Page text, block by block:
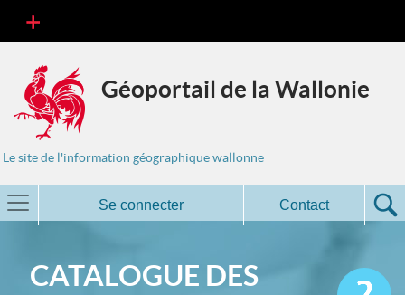
Géoportail de la Wallonie
Le site de l'information géographique wallonne
Se connecter Contact
CATALOGUE DES